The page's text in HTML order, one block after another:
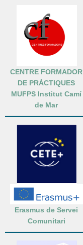
CENTRE FORMADOR
DE PRÀCTIQUES
MUFPS Institut Camí
de Mar
Erasmus de Servei
Comunitari